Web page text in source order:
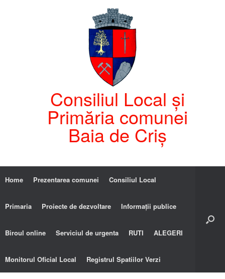
Consiliul Local și
Primăria comunei
Baia de Criș
Home Prezentarea comunei Consiliul Local
Primaria Proiecte de dezvoltare Informații publice
Biroul online Serviciul de urgenta RUTI ALEGERI
Monitorul Oficial Local Registrul Spatiilor Verzi